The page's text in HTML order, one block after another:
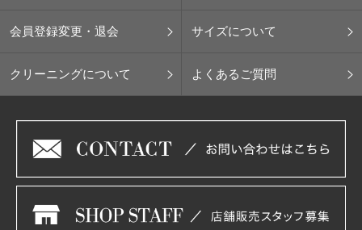
会員登録変更・退会 サイズについて
クリーニングについて よくあるご質問